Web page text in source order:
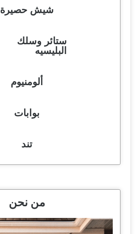
شيش حصيرة
ستائر وسلك
البليسيه
ألومنيوم
بوابات
تند
من نحن